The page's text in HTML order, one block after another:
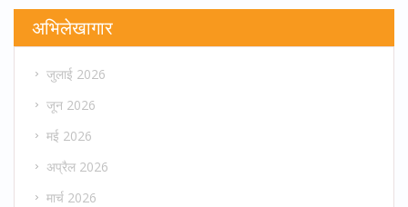
अभिलेखागार
जुलाई 2026
जून 2026
मई 2026
अप्रैल 2026
मार्च 2026